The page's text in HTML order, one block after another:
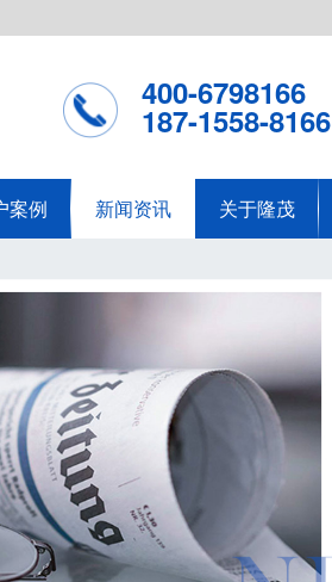
400-6798166
187-1558-8166
案例 新闻资讯 关于隆茂